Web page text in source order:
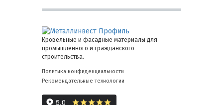
Кровельные и фасадные материалы для
промышленного и гражданского
строительства.
Политика конфиденциальности
Рекомендательные технологии